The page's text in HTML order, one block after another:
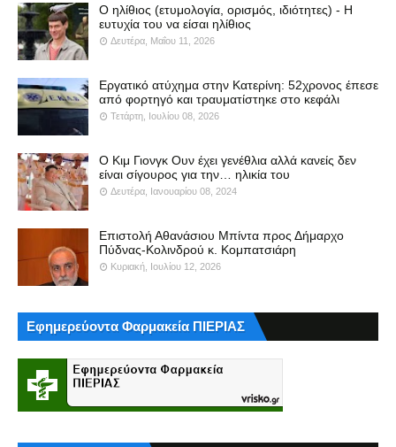
Ο ηλίθιος (ετυμολογία, ορισμός, ιδιότητες) - Η
ευτυχία του να είσαι ηλίθιος
Δευτέρα, Μαΐου 11, 2026
Εργατικό ατύχημα στην Κατερίνη: 52χρονος έπεσε
από φορτηγό και τραυματίστηκε στο κεφάλι
Τετάρτη, Ιουλίου 08, 2026
Ο Κιμ Γιονγκ Ουν έχει γενέθλια αλλά κανείς δεν
είναι σίγουρος για την… ηλικία του
Δευτέρα, Ιανουαρίου 08, 2024
Επιστολή Αθανάσιου Μπίντα προς Δήμαρχο
Πύδνας-Κολινδρού κ. Κομπατσιάρη
Κυριακή, Ιουλίου 12, 2026
Εφημερεύοντα Φαρμακεία ΠΙΕΡΙΑΣ